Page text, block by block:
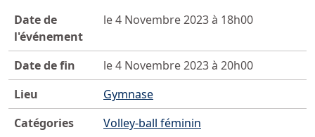
Date de
l'événement
le 4 Novembre 2023 à 18h00
Date de fin
le 4 Novembre 2023 à 20h00
Lieu
Gymnase
Catégories
Volley-ball féminin